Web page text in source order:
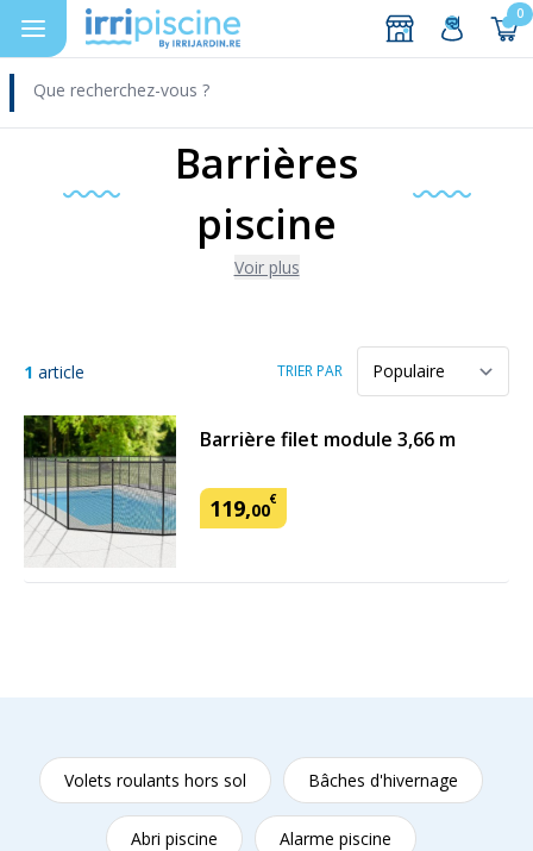
0
DEVIS
Barrières
piscine
Voir plus
TRIER PAR
1 article
Barrière filet module 3,66 m
119,00€
Volets roulants hors sol Bâches d'hivernage
Abri piscine Alarme piscine